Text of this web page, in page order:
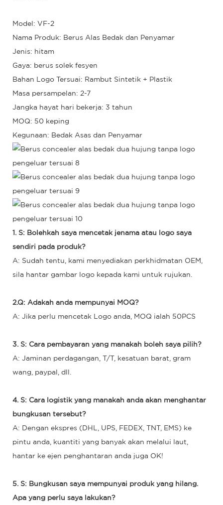
Model: VF-2
Nama Produk: Berus Alas Bedak dan Penyamar
Jenis: hitam
Gaya: berus solek fesyen
Bahan Logo Tersuai: Rambut Sintetik + Plastik
Masa persampelan: 2-7
Jangka hayat hari bekerja: 3 tahun
MOQ: 50 keping
Kegunaan: Bedak Asas dan Penyamar
1. S: Bolehkah saya mencetak jenama atau logo saya
sendiri pada produk?
A: Sudah tentu, kami menyediakan perkhidmatan OEM,
sila hantar gambar logo kepada kami untuk rujukan.
2.Q: Adakah anda mempunyai MOQ?
A: Jika perlu mencetak Logo anda, MOQ ialah 50PCS
3. S: Cara pembayaran yang manakah boleh saya pilih?
A: Jaminan perdagangan, T/T, kesatuan barat, gram
wang, paypal, dll.
4. S: Cara logistik yang manakah anda akan menghantar
bungkusan tersebut?
A: Dengan ekspres (DHL, UPS, FEDEX, TNT, EMS) ke
pintu anda, kuantiti yang banyak akan melalui laut,
hantar ke ejen penghantaran anda juga OK!
5. S: Bungkusan saya mempunyai produk yang hilang.
Apa yang perlu saya lakukan?